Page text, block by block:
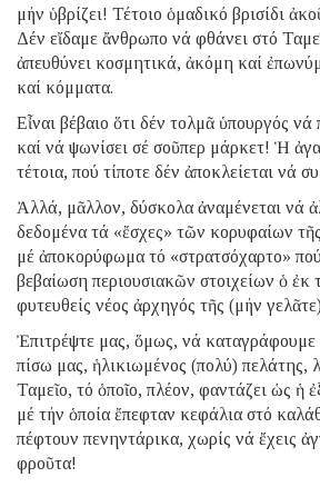
μήν ὑβρίζει! Τέτοιο ὁμαδικό βρισίδι
Δέν εἴδαμε ἄνθρωπο νά φθάνει στό
ἀπευθύνει κοσμητικά, ἀκόμη καί
καί κόμματα.
Εἶναι βέβαιο ὅτι δέν τολμᾶ ὑπουργός νά
καί νά ψωνίσει σέ σοῦπερ μάρκετ! Ἡ
τέτοια, πού τίποτε δέν ἀποκλείεται νά
Ἀλλά, μᾶλλον, δύσκολα ἀναμένεται νά
δεδομένα τά «ἔσχες» τῶν κορυφαίων
μέ ἀποκορύφωμα τό «στρατσόχαρτο»
βεβαίωση περιουσιακῶν στοιχείων ὁ ἐκ
φυτευθείς νέος ἀρχηγός τῆς (μήν
Ἐπιτρέψτε μας, ὅμως, νά καταγράφουμε
πίσω μας, ἡλικιωμένος (πολύ) πελάτης,
Ταμεῖο, τό ὁποῖο, πλέον, φαντάζει ὡς ἡ
μέ τήν ὁποία ἔπεφταν κεφάλια στό
πέφτουν πενηντάρικα, χωρίς νά ἔχεις
φροῦτα!